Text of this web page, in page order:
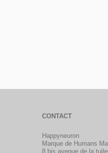
CONTACT
Happyneuron
Marque de Humans
8 bis avenue de la